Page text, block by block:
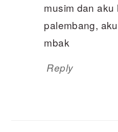
musim dan aku
palembang,
mbak
Reply